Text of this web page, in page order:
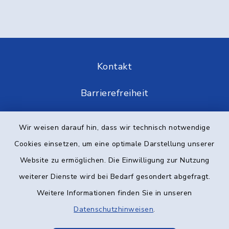
Wir weisen darauf hin, dass wir technisch notwendige
Cookies einsetzen, um eine optimale Darstellung unserer
Website zu ermöglichen. Die Einwilligung zur Nutzung
weiterer Dienste wird bei Bedarf gesondert abgefragt.
Weitere Informationen finden Sie in unseren
Datenschutzhinweisen.
Kontakt
Barrierefreiheit
Impressum
Elektronische Kommunikation
Sitemap
Cookie-Einstellungen